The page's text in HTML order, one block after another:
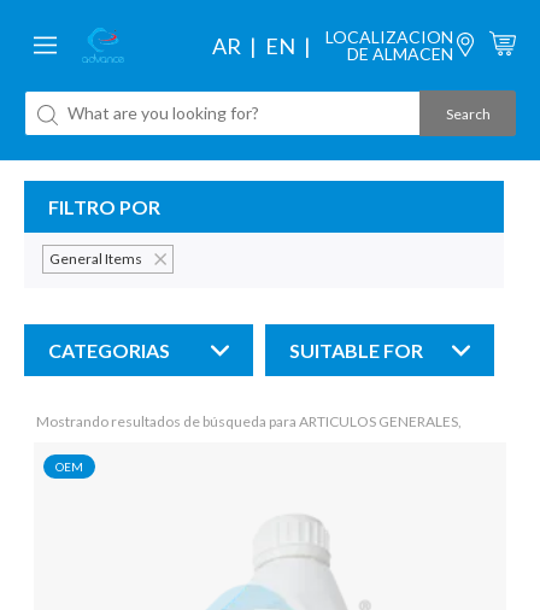
AR EN
LOCALIZACION
DE ALMACEN
FILTRO POR
General Items
CATEGORIAS SUITABLE FOR
Mostrando resultados de búsqueda para ARTICULOS GENERALES,
OEM